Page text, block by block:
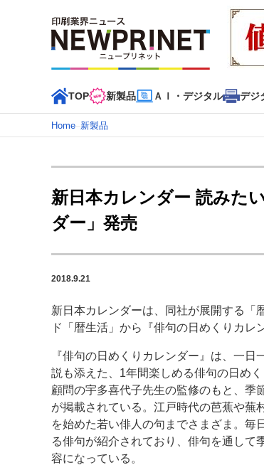
TOP 新製品 ＡＩ・デジタル デジ
インデックス
TOP 新着記事 特集記事 動画
カテゴリー一覧
新商品 新製品
特集記事カテゴリー一覧
特集・デジタル印刷 ～ 新成長軌道を描く
案内
発刊案内 JFPI印刷用語集 印刷
運営
会社案内 購読・購入申し込み
Home–新製品
新日本カレンダー 読みた
ダー」発売
2018.9.21
新日本カレンダーは、同社が展開する「
ド「暦生活」から『俳句の日めくりカレ
『俳句の日めくりカレンダー』は、一
説も添えた、1年間楽しめる俳句の日め
顧問の宇多喜代子先生の監修のもと、季
が掲載されている。江戸時代の芭蕉や蕪
を始めた若い俳人の句までさまざま。毎
る俳句が紹介されており、俳句を通して
容になっている。